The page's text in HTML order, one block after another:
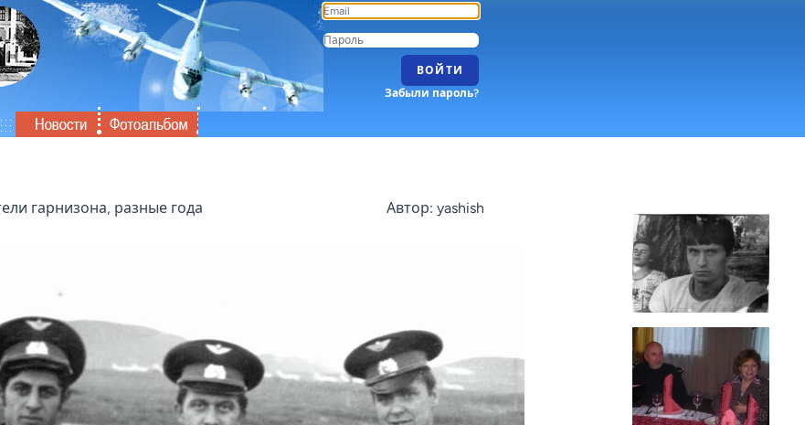
ВОЙТИ
Забыли пароль?
гарнизона, разные года Автор: yashish